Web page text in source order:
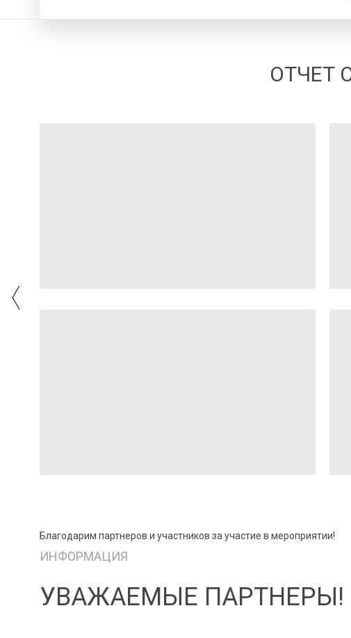
ОТЧЕТ
Благодарим партнеров и участников за участие в мероприятии!
ИНФОРМАЦИЯ
УВАЖАЕМЫЕ ПАРТНЕРЫ!